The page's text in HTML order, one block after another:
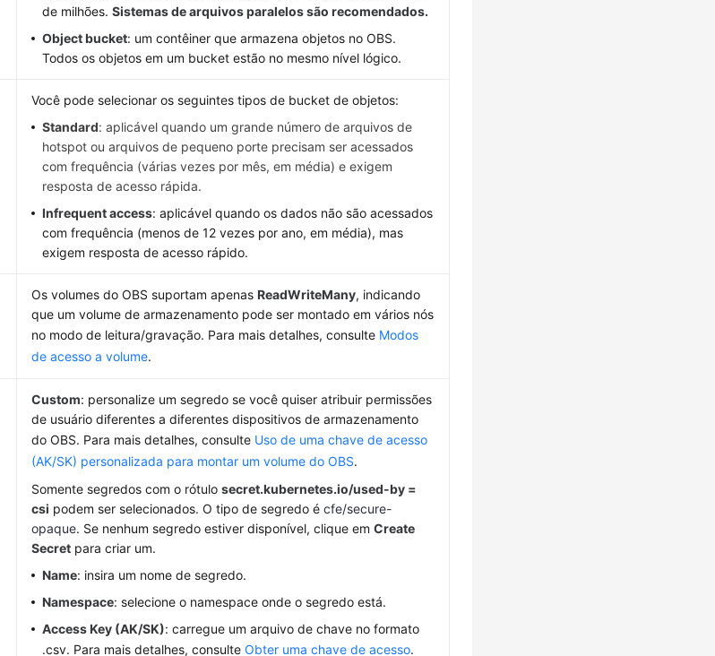
de milhões.Sistemas de arquivos paralelos são recomendados.
Object bucket: um contêiner que armazena objetos no OBS.
Todos os objetos em um bucket estão no mesmo nível lógico.
Você pode selecionar os seguintes tipos de bucket de objetos:
Standard: aplicável quando um grande número de arquivos de
hotspot ou arquivos de pequeno porte precisam ser acessados
com frequência (várias vezes por mês, em média) e exigem
resposta de acesso rápida.
Infrequent access: aplicável quando os dados não são acessados
com frequência (menos de 12 vezes por ano, em média), mas
exigem resposta de acesso rápido.
Os volumes do OBS suportam apenasReadWriteMany, indicando
que um volume de armazenamento pode ser montado em vários nós
no modo de leitura/gravação. Para mais detalhes, consulte Modos
de acesso a volume.
Custom: personalize um segredo se você quiser atribuir permissões
de usuário diferentes a diferentes dispositivos de armazenamento
do OBS. Para mais detalhes, consulte Uso de uma chave de acesso
(AK/SK) personalizada para montar um volume do OBS.
Somente segredos com o rótulosecret.kubernetes.io/used-by =
csi podem ser selecionados. O tipo de segredo écfe/secure-
opaque. Se nenhum segredo estiver disponível, clique emCreate
Secret para criar um.
Name: insira um nome de segredo.
Namespace: selecione o namespace onde o segredo está.
Access Key (AK/SK): carregue um arquivo de chave no formato
.csv. Para mais detalhes, consulteObter uma chave de acesso.